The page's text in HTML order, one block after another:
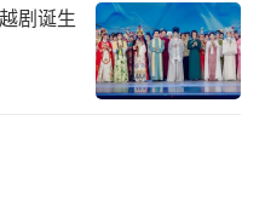
剧诞生